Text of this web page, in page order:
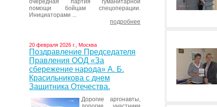
очередная партия гуманитарной
помощи бойцам спецоперации.
Инициаторами ...
подробнее
20 февраля 2026 г., Москва
Поздравление Председателя
Правления ООД «За
сбережение народа» А. Б.
Красильникова с днем
Защитника Отечества.
Дорогие аргонавты,